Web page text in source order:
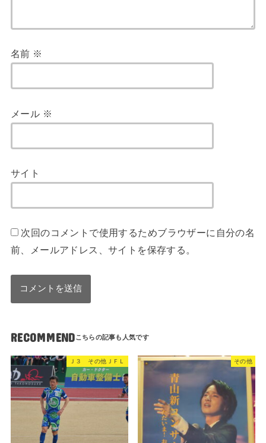
名前 ※
メール ※
サイト
次回のコメントで使用するためブラウザーに自分の名
前、メールアドレス、サイトを保存する。
RECOMMEND
Ｊ３ その他ＪＦＬ その他